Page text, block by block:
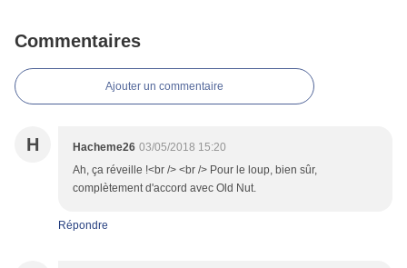
Commentaires
Ajouter un commentaire
H Hacheme26 03/05/2018 15:20
Ah, ça réveille !<br /> <br /> Pour le loup, bien sûr,
complètement d'accord avec Old Nut.
Répondre